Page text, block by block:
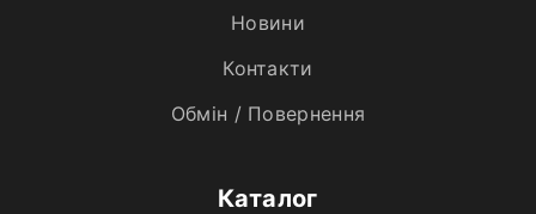
Новини
Контакти
Обмін / Повернення
Каталог